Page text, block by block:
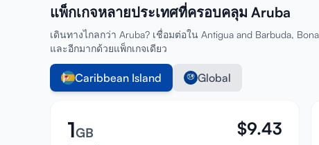
แพ็กเกจหลายประเทศที่ครอบคลุม Aruba
เดินทางไกลกว่า Aruba? เชื่อมต่อใน Antigua and Barbuda,
และอีกมากด้วยแพ็กเกจเดียว
Caribbean Island Global
1GB $9.43